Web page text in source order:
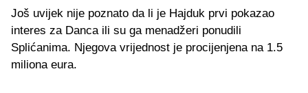
Još uvijek nije poznato da li je Hajduk prvi pokazao
interes za Danca ili su ga menadžeri ponudili
Splićanima. Njegova vrijednost je procijenjena na 1.5
miliona eura.